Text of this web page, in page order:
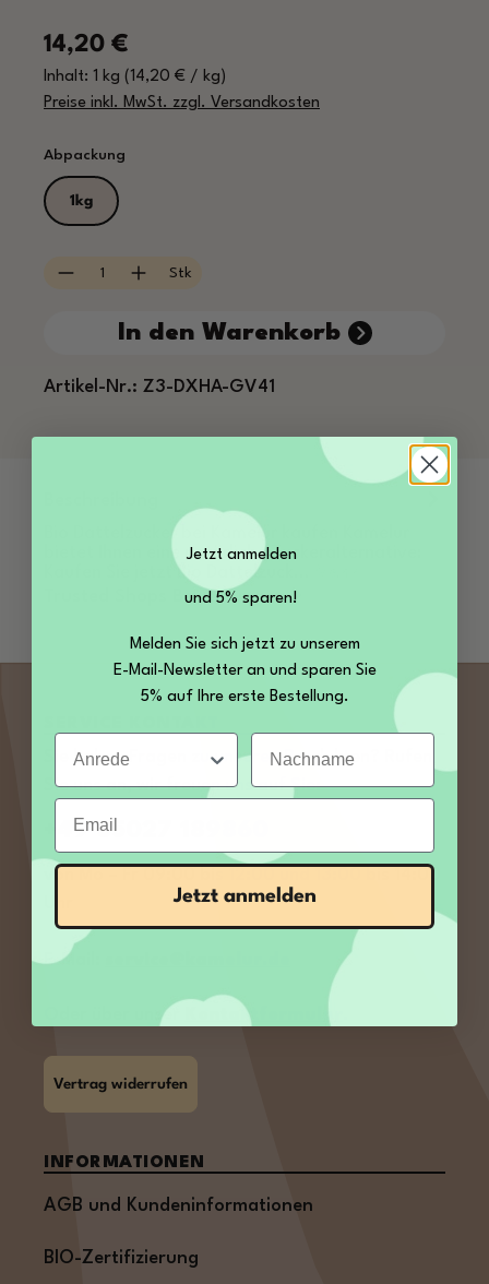
Regulärer Preis:
14,20 €
Inhalt: 1 kg (14,20 € / kg)
Preise inkl. MwSt. zzgl. Versandkosten
Abpackung
1kg
Produkt Anzahl: Gib den gewünschten
Stk
In den Warenkorb
Artikel-Nr.: Z3-DXHA-GV41
Bio Dattelzucker bei Kamelur kaufen Kamelur
bietet Ihnen eine natürliche Zuckeralternative:
Kaufen Sie jetzt Bio Dattelzuck…
Trusted Shops Bewertungen
Sie haben Fragen zu unseren Produkten? Rufen
Sie uns an, wir freuen uns auf Sie:
+49 35027 189860
E-Mail:
Oder über unser Kontaktformular
Vertrag widerrufen
INFORMATIONEN
AGB und Kundeninformationen
BIO-Zertifizierung
Jetzt anmelden
und 5% sparen!
Melden Sie sich jetzt zu unserem
E-Mail-Newsletter an und sparen Sie
5% auf Ihre erste Bestellung.
Anrede Nachname
Email
Jetzt anmelden